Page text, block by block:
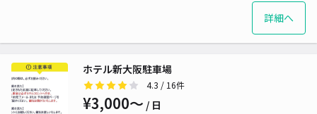
詳細へ
ホテル新大阪駐車場
4.3 / 16件
¥3,000〜 / 日